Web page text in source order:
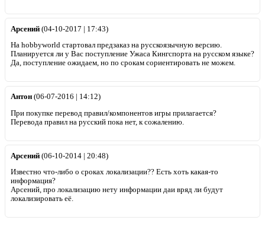
Арсений (04-10-2017 | 17:43)
На hobbyworld стартовал предзаказ на русскоязычную версию.
Планируется ли у Вас поступление Ужаса Кингспорта на русском языке?
Да, поступление ожидаем, но по срокам сориентировать не можем.
Антон (06-07-2016 | 14:12)
При покупке перевод правил/компонентов игры прилагается?
Перевода правил на русский пока нет, к сожалению.
Арсений (06-10-2014 | 20:48)
Известно что-либо о сроках локализации?? Есть хоть какая-то
информация?
Арсений, про локализацию нету информации даи вряд ли будут
локализировать её.